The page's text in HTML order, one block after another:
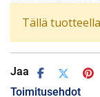
Tällä
Jaa
Toimitusehdot